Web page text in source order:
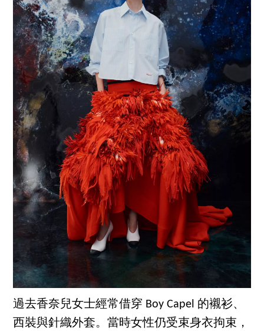
過去香奈兒女士經常借穿 Boy Capel 的襯衫、
西裝與針織外套。當時女性仍受束身衣拘束，